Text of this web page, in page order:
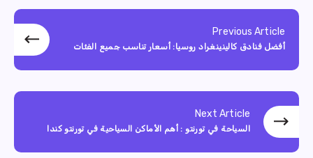
Previous Article
أفضل فنادق كالينينغراد روسيا: أسعار تناسب جميع الفئات
Next Article
السياحة في تورنتو : أهم الأماكن السياحية في تورنتو كندا